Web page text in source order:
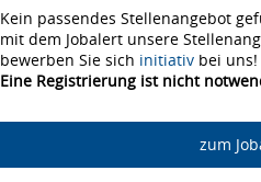
Kein passendes Stellenangebot
mit dem Jobalert unsere
bewerben Sie sich initiativ bei uns!
Eine Registrierung ist nicht
zum